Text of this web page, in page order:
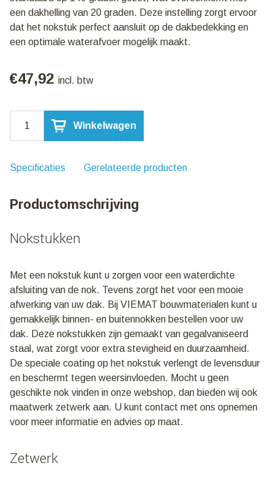
een dakhelling van 20 graden. Deze instelling zorgt ervoor
dat het nokstuk perfect aansluit op de dakbedekking en
een optimale waterafvoer mogelijk maakt.
€47,92 incl. btw
Ondernok
912/3000mm
Winkelwagen
Specificaties Gerelateerde producten
Productomschrijving
Nokstukken
Met een nokstuk kunt u zorgen voor een waterdichte
afsluiting van de nok. Tevens zorgt het voor een mooie
afwerking van uw dak. Bij VIEMAT bouwmaterialen kunt u
gemakkelijk binnen- en buitennokken bestellen voor uw
dak. Deze nokstukken zijn gemaakt van gegalvaniseerd
staal, wat zorgt voor extra stevigheid en duurzaamheid.
De speciale coating op het nokstuk verlengt de levensduur
en beschermt tegen weersinvloeden. Mocht u geen
geschikte nok vinden in onze webshop, dan bieden wij ook
maatwerk zetwerk aan. U kunt contact met ons opnemen
voor meer informatie en advies op maat.
Zetwerk